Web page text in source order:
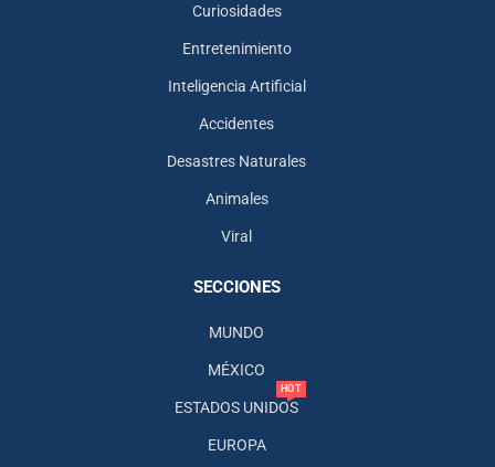
Curiosidades
Entretenimiento
Inteligencia Artificial
Accidentes
Desastres Naturales
Animales
Viral
SECCIONES
MUNDO
MÉXICO
ESTADOS UNIDOS
HOT
EUROPA